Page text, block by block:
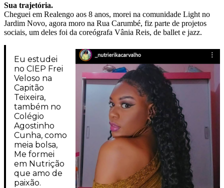
Sua trajetória.
Cheguei em Realengo aos 8 anos, morei na comunidade Light no
Jardim Novo, agora moro na Rua Carumbé, fiz parte de projetos
sociais, um deles foi da coreógrafa Vânia Reis, de ballet e jazz.
Eu estudei
no CIEP Frei
Veloso na
Capitão
Teixeira,
também no
Colégio
Agostinho
Cunha, como
meia bolsa,
Me formei
em Nutrição
que amo de
paixão.